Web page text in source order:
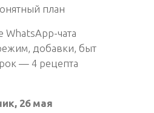
план
WhatsApp-чата
добавки, быт
— 4 рецепта
26 мая